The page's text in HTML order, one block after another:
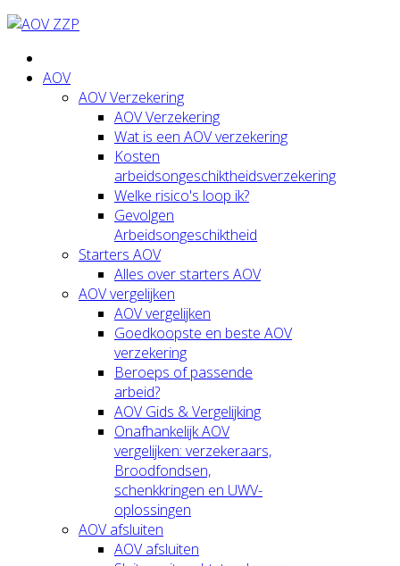
AOV
AOV Verzekering
AOV Verzekering
Wat is een AOV verzekering
Kosten
arbeidsongeschiktheidsverzekering
Welke risico's loop ik?
Gevolgen
Arbeidsongeschiktheid
Starters AOV
Alles over starters AOV
AOV vergelijken
AOV vergelijken
Goedkoopste en beste AOV
verzekering
Beroeps of passende
arbeid?
AOV Gids & Vergelijking
Onafhankelijk AOV
vergelijken: verzekeraars,
Broodfondsen,
schenkkringen en UWV-
oplossingen
AOV afsluiten
AOV afsluiten